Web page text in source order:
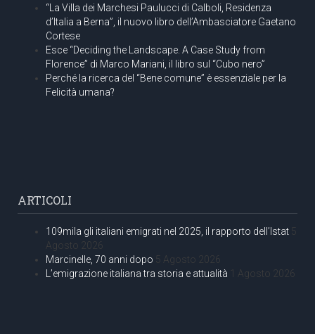
“La Villa dei Marchesi Paulucci di Calboli, Residenza
d’Italia a Berna”, il nuovo libro dell’Ambasciatore Gaetano
Cortese
Esce “Deciding the Landscape. A Case Study from
Florence” di Marco Mariani, il libro sul “Cubo nero”
Perché la ricerca del “Bene comune” è essenziale per la
Felicità umana?
ARTICOLI
109mila gli italiani emigrati nel 2025, il rapporto dell’Istat 5
Agosto 2026
Marcinelle, 70 anni dopo 5 Agosto 2026
L’emigrazione italiana tra storia e attualità 1 Agosto 2026